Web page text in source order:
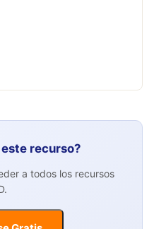
recurso?
a todos los recursos